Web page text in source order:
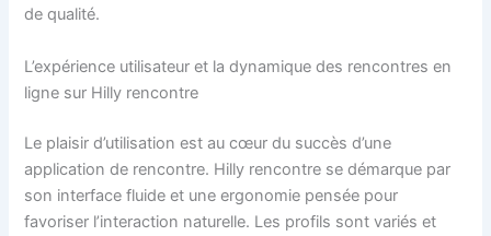
de qualité.
L’expérience utilisateur et la dynamique des rencontres en
ligne sur Hilly rencontre
Le plaisir d’utilisation est au cœur du succès d’une
application de rencontre. Hilly rencontre se démarque par
son interface fluide et une ergonomie pensée pour
favoriser l’interaction naturelle. Les profils sont variés et